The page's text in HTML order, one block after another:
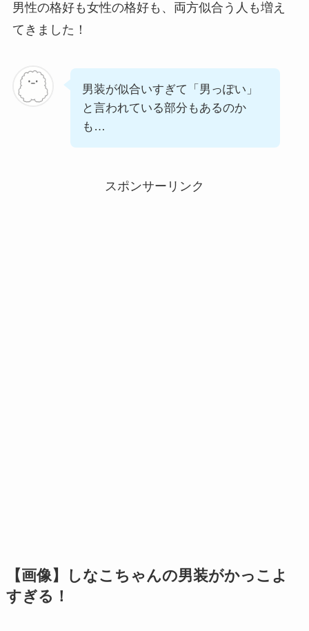
男性の格好も女性の格好も、両方似合う人も増え
てきました！
男装が似合いすぎて「男っぽい」
と言われている部分もあるのか
も…
スポンサーリンク
【画像】しなこちゃんの男装がかっこよ
すぎる！